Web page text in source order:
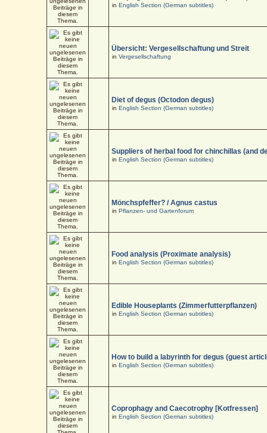
inEnglish Section (German subtitles)
Übersicht: Vergesellschaftung und Streit
inVergesellschaftung
Diet of degus (Octodon degus)
inEnglish Section (German subtitles)
Suppliers of herbal food for chinchillas (and
inEnglish Section (German subtitles)
Mönchspfeffer? / Agnus castus
inPflanzen- und Gartenforum
Food analysis (Proximate analysis)
inEnglish Section (German subtitles)
Edible Houseplants (Zimmerfutterpflanzen)
inEnglish Section (German subtitles)
How to build a labyrinth for degus (guest
inEnglish Section (German subtitles)
Coprophagy and Caecotrophy [Kotfressen]
inEnglish Section (German subtitles)